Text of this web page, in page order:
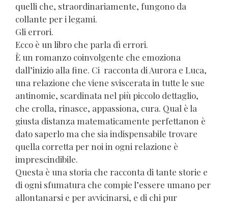
quelli che, straordinariamente, fungono da
collante per i legami.
Gli errori.
Ecco è un libro che parla dì errori.
È un romanzo coinvolgente che emoziona
dall’inizio alla fine. Ci racconta di Aurora e Luca,
una relazione che viene sviscerata in tutte le sue
antinomie, scardinata nel più piccolo dettaglio,
che crolla, rinasce, appassiona, cura. Qual è la
giusta distanza matematicamente perfettanon è
dato saperlo ma che sia indispensabile trovare
quella corretta per noi in ogni relazione è
imprescindibile.
Questa è una storia che racconta di tante storie e
di ogni sfumatura che compie l’essere umano per
allontanarsi e per avvicinarsi, e di chi pur